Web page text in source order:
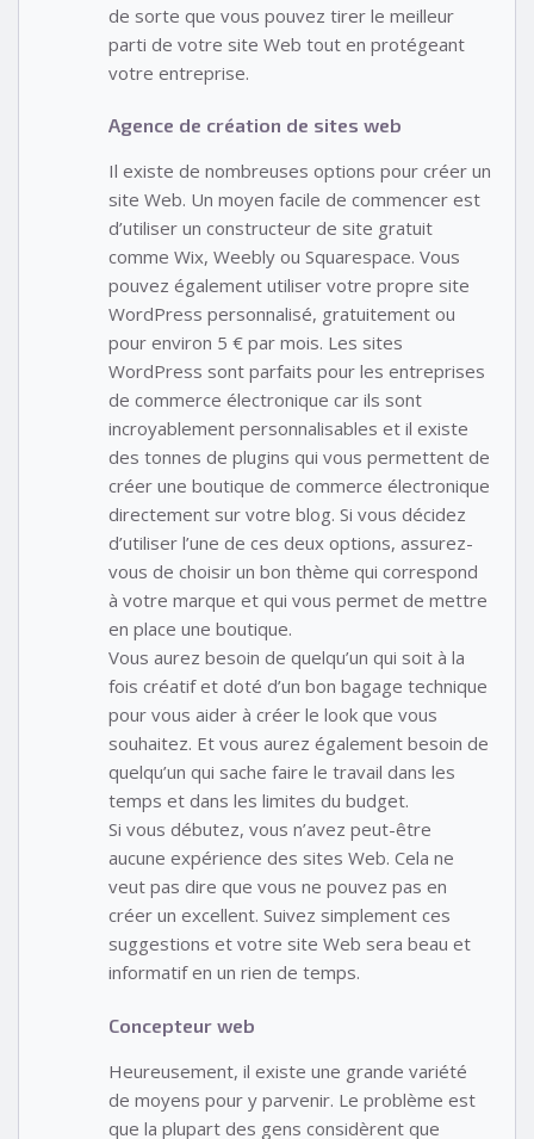
de sorte que vous pouvez tirer le meilleur
parti de votre site Web tout en protégeant
votre entreprise.
Agence de création de sites web
Il existe de nombreuses options pour créer un
site Web. Un moyen facile de commencer est
d’utiliser un constructeur de site gratuit
comme Wix, Weebly ou Squarespace. Vous
pouvez également utiliser votre propre site
WordPress personnalisé, gratuitement ou
pour environ 5 € par mois. Les sites
WordPress sont parfaits pour les entreprises
de commerce électronique car ils sont
incroyablement personnalisables et il existe
des tonnes de plugins qui vous permettent de
créer une boutique de commerce électronique
directement sur votre blog. Si vous décidez
d’utiliser l’une de ces deux options, assurez-
vous de choisir un bon thème qui correspond
à votre marque et qui vous permet de mettre
en place une boutique.
Vous aurez besoin de quelqu’un qui soit à la
fois créatif et doté d’un bon bagage technique
pour vous aider à créer le look que vous
souhaitez. Et vous aurez également besoin de
quelqu’un qui sache faire le travail dans les
temps et dans les limites du budget.
Si vous débutez, vous n’avez peut-être
aucune expérience des sites Web. Cela ne
veut pas dire que vous ne pouvez pas en
créer un excellent. Suivez simplement ces
suggestions et votre site Web sera beau et
informatif en un rien de temps.
Concepteur web
Heureusement, il existe une grande variété
de moyens pour y parvenir. Le problème est
que la plupart des gens considèrent que